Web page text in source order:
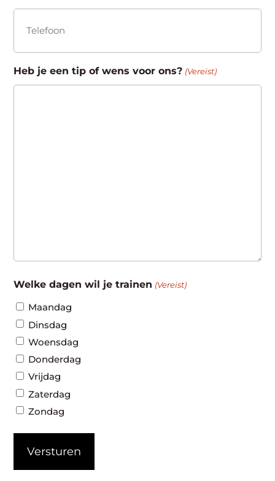
Heb je een tip of wens voor ons? (Vereist)
Welke dagen wil je trainen (Vereist)
Maandag
Dinsdag
Woensdag
Donderdag
Vrijdag
Zaterdag
Zondag